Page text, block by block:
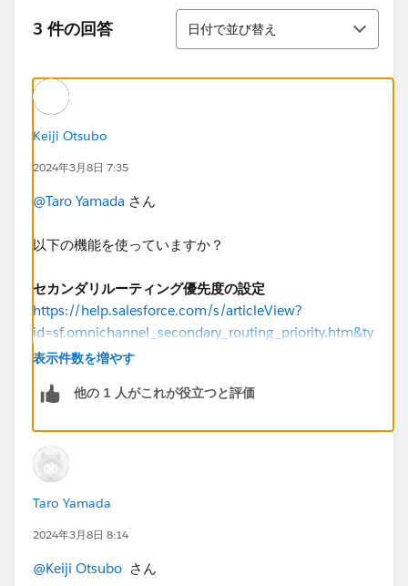
3 件の回答
並び替え
日付で並び替え
Keiji Otsubo
2024年3月8日 7:35
@Taro Yamada さん
以下の機能を使っていますか？
セカンダリルーティング優先度の設定
https://help.salesforce.com/s/articleView?
id=sf.omnichannel_secondary_routing_priority.htm&ty
pe=5
表示件数を増やす
他の 1 人がこれが役立つと評価
Taro Yamada
2024年3月8日 8:14
@Keiji Otsubo さん